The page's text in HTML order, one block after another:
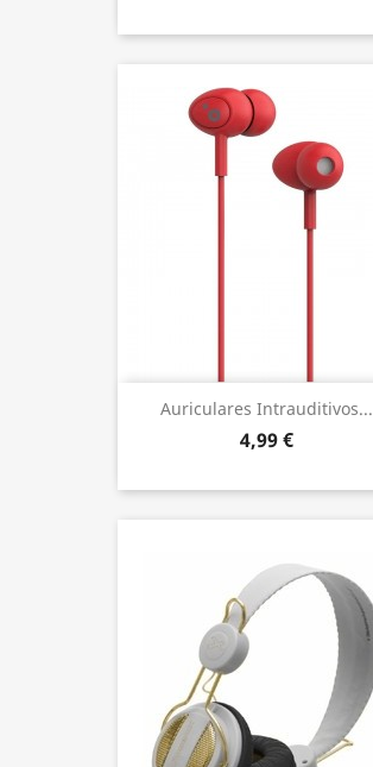
Auriculares Intrauditivos...
4,99 €